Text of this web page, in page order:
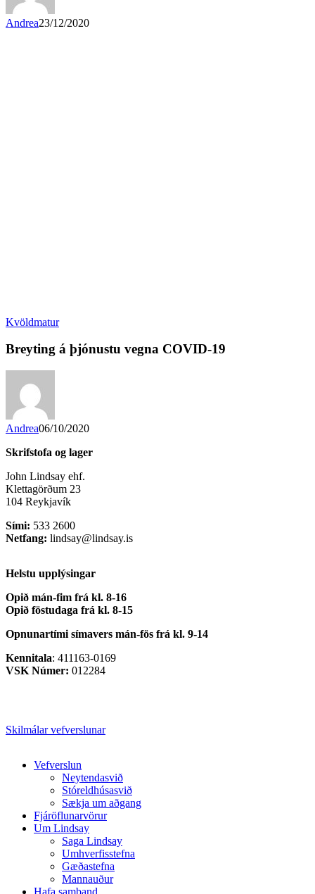
Andrea23/12/2020
Kvöldmatur
Breyting á þjónustu vegna COVID-19
Andrea06/10/2020
Skrifstofa og lager
John Lindsay ehf.
Klettagörðum 23
104 Reykjavík
Sími: 533 2600
Netfang: lindsay@lindsay.is
Helstu upplýsingar
Opið mán-fim frá kl. 8-16
Opið föstudaga frá kl. 8-15
Opnunartími símavers mán-fös frá kl. 9-14
Kennitala: 411163-0169
VSK Númer: 012284
Skilmálar vefverslunar
Close
Vefverslun
Neytendasvið
Stóreldhúsasvið
Sækja um aðgang
Fjáröflunarvörur
Um Lindsay
Saga Lindsay
Umhverfisstefna
Gæðastefna
Mannauður